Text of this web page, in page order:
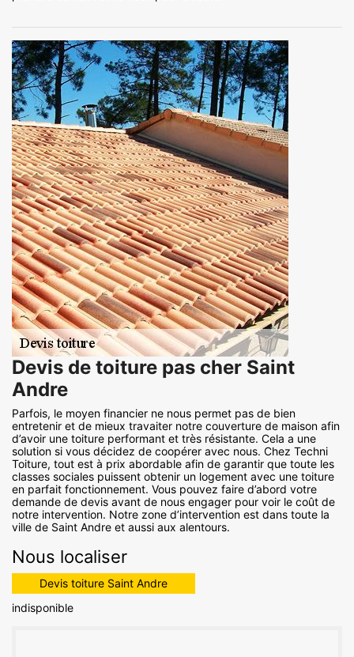
Devis de toiture pas cher Saint
Andre
Parfois, le moyen financier ne nous permet pas de bien
entretenir et de mieux travaiter notre couverture de maison afin
d’avoir une toiture performant et très résistante. Cela a une
solution si vous décidez de coopérer avec nous. Chez Techni
Toiture, tout est à prix abordable afin de garantir que toute les
classes sociales puissent obtenir un logement avec une toiture
en parfait fonctionnement. Vous pouvez faire d’abord votre
demande de devis avant de nous engager pour voir le coût de
notre intervention. Notre zone d’intervention est dans toute la
ville de Saint Andre et aussi aux alentours.
Nous localiser
Devis toiture Saint Andre
indisponible